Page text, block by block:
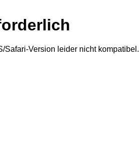
Safari-Version leider nicht kompatibel.